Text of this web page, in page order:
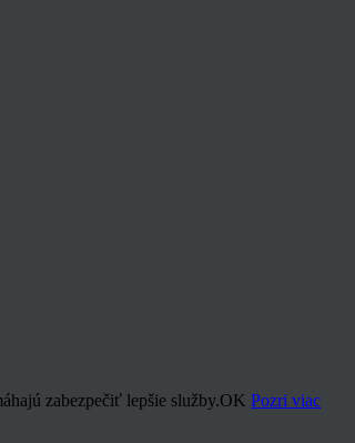
zabezpečiť lepšie služby.OK Pozri viac